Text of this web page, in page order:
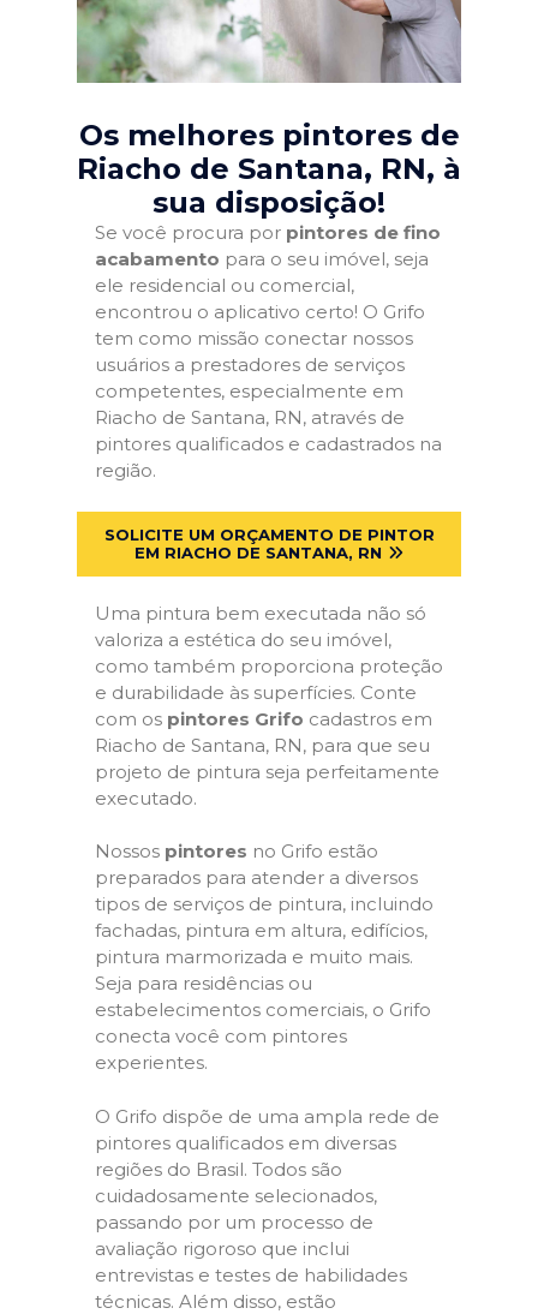
Os melhores pintores de
Riacho de Santana, RN, à
sua disposição!
Se você procura por pintores de fino
acabamento para o seu imóvel, seja
ele residencial ou comercial,
encontrou o aplicativo certo! O Grifo
tem como missão conectar nossos
usuários a prestadores de serviços
competentes, especialmente em
Riacho de Santana, RN, através de
pintores qualificados e cadastrados na
região.
SOLICITE UM ORÇAMENTO DE PINTOR
EM RIACHO DE SANTANA, RN
Uma pintura bem executada não só
valoriza a estética do seu imóvel,
como também proporciona proteção
e durabilidade às superfícies. Conte
com os pintores Grifo cadastros em
Riacho de Santana, RN, para que seu
projeto de pintura seja perfeitamente
executado.
Nossos pintores no Grifo estão
preparados para atender a diversos
tipos de serviços de pintura, incluindo
fachadas, pintura em altura, edifícios,
pintura marmorizada e muito mais.
Seja para residências ou
estabelecimentos comerciais, o Grifo
conecta você com pintores
experientes.
O Grifo dispõe de uma ampla rede de
pintores qualificados em diversas
regiões do Brasil. Todos são
cuidadosamente selecionados,
passando por um processo de
avaliação rigoroso que inclui
entrevistas e testes de habilidades
técnicas. Além disso, estão